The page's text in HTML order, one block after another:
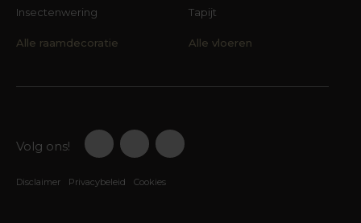
Insectenwering
Alle raamdecoratie
Tapijt
Alle vloeren
Volg ons!
Disclaimer Privacybeleid Cookies